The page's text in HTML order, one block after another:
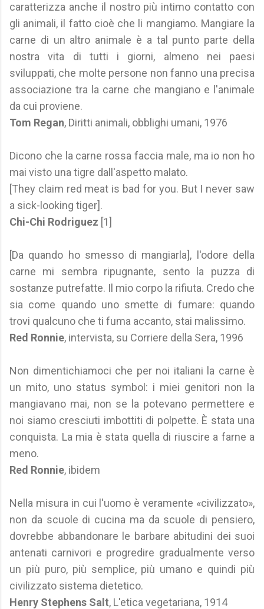
caratterizza anche il nostro più intimo contatto con
gli animali, il fatto cioè che li mangiamo. Mangiare la
carne di un altro animale è a tal punto parte della
nostra vita di tutti i giorni, almeno nei paesi
sviluppati, che molte persone non fanno una precisa
associazione tra la carne che mangiano e l'animale
da cui proviene.
Tom Regan, Diritti animali, obblighi umani, 1976
Dicono che la carne rossa faccia male, ma io non ho
mai visto una tigre dall'aspetto malato.
[They claim red meat is bad for you. But I never saw
a sick-looking tiger].
Chi-Chi Rodriguez [1]
[Da quando ho smesso di mangiarla], l'odore della
carne mi sembra ripugnante, sento la puzza di
sostanze putrefatte. Il mio corpo la rifiuta. Credo che
sia come quando uno smette di fumare: quando
trovi qualcuno che ti fuma accanto, stai malissimo.
Red Ronnie, intervista, su Corriere della Sera, 1996
Non dimentichiamoci che per noi italiani la carne è
un mito, uno status symbol: i miei genitori non la
mangiavano mai, non se la potevano permettere e
noi siamo cresciuti imbottiti di polpette. È stata una
conquista. La mia è stata quella di riuscire a farne a
meno.
Red Ronnie, ibidem
Nella misura in cui l'uomo è veramente «civilizzato»,
non da scuole di cucina ma da scuole di pensiero,
dovrebbe abbandonare le barbare abitudini dei suoi
antenati carnivori e progredire gradualmente verso
un più puro, più semplice, più umano e quindi più
civilizzato sistema dietetico.
Henry Stephens Salt, L'etica vegetariana, 1914